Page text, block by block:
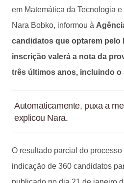
em Matemática da Tecnologia
Nara Bobko, informou à
candidatos que optarem pelo
inscrição valerá a nota da
três últimos anos, incluindo o
Automaticamente, puxa a
explicou Nara.
O resultado parcial do processo
indicação de 360 candidatos